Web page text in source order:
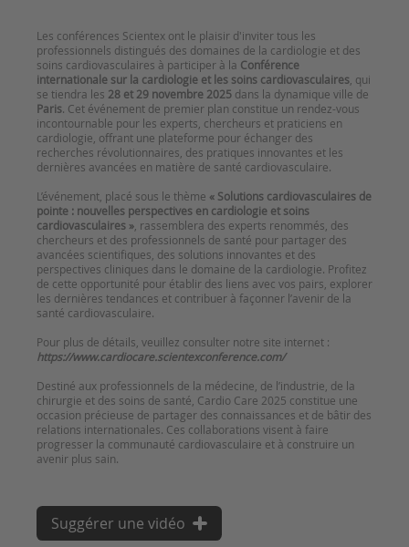
Les conférences Scientex ont le plaisir d'inviter tous les
professionnels distingués des domaines de la cardiologie et des
soins cardiovasculaires à participer à la Conférence
internationale sur la cardiologie et les soins cardiovasculaires , qui
se tiendra les 28 et 29 novembre 2025 dans la dynamique ville de
Paris. Cet événement de premier plan constitue un rendez-vous
incontournable pour les experts, chercheurs et praticiens en
cardiologie, offrant une plateforme pour échanger des
recherches révolutionnaires, des pratiques innovantes et les
dernières avancées en matière de santé cardiovasculaire.
L’événement, placé sous le thème « Solutions cardiovasculaires de
pointe : nouvelles perspectives en cardiologie et soins
cardiovasculaires » , rassemblera des experts renommés, des
chercheurs et des professionnels de santé pour partager des
avancées scientifiques, des solutions innovantes et des
perspectives cliniques dans le domaine de la cardiologie. Profitez
de cette opportunité pour établir des liens avec vos pairs, explorer
les dernières tendances et contribuer à façonner l’avenir de la
santé cardiovasculaire.
Pour plus de détails, veuillez consulter notre site internet :
https://www.cardiocare.scientexconference.com/
Destiné aux professionnels de la médecine, de l’industrie, de la
chirurgie et des soins de santé, Cardio Care 2025 constitue une
occasion précieuse de partager des connaissances et de bâtir des
relations internationales. Ces collaborations visent à faire
progresser la communauté cardiovasculaire et à construire un
avenir plus sain.
Suggérer une vidéo